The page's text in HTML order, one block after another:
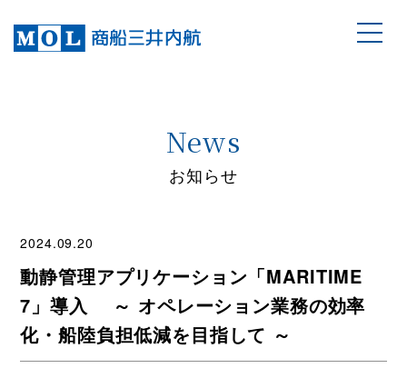
News
お知らせ
2024.09.20
動静管理アプリケーション「MARITIME
7」導入 ～ オペレーション業務の効率
化・船陸負担低減を目指して ～